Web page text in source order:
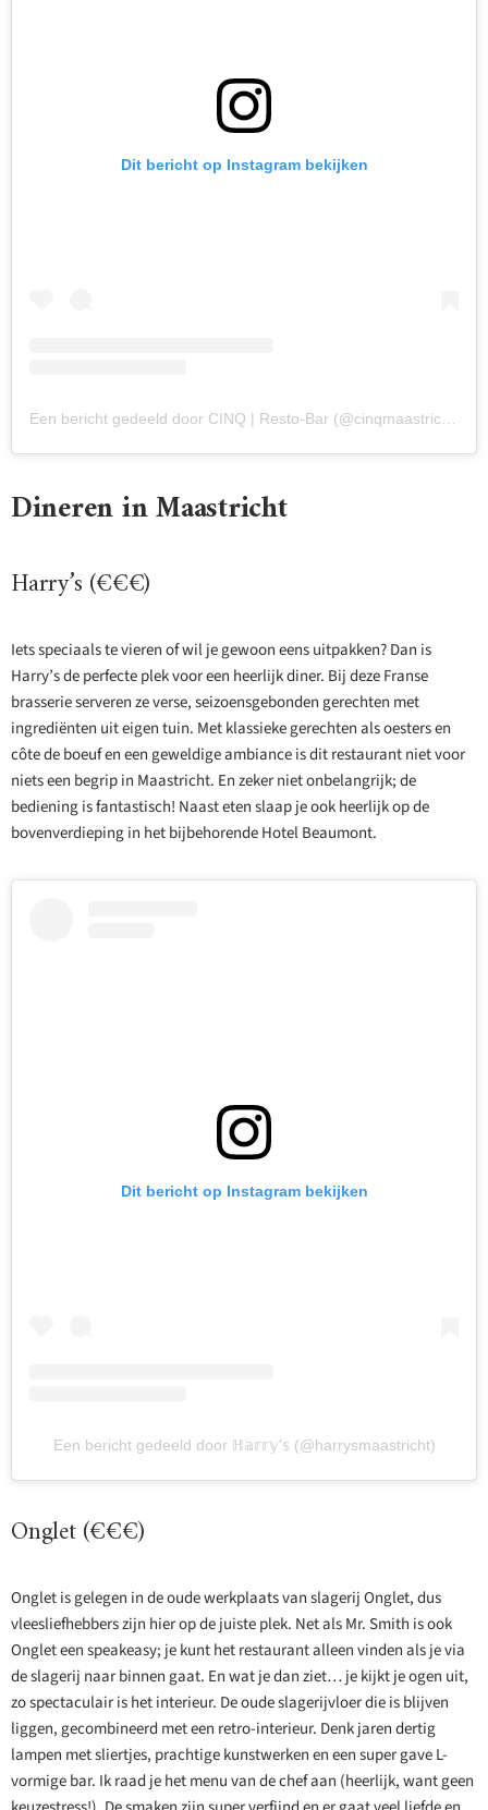
Dit bericht op Instagram bekijken
Dineren in Maastricht
Harry’s (€€€)
Iets speciaals te vieren of wil je gewoon eens uitpakken? Dan is
Harry’s de perfecte plek voor een heerlijk diner. Bij deze Franse
brasserie serveren ze verse, seizoensgebonden gerechten met
ingrediënten uit eigen tuin. Met klassieke gerechten als oesters en
côte de boeuf en een geweldige ambiance is dit restaurant niet voor
niets een begrip in Maastricht. En zeker niet onbelangrijk; de
bediening is fantastisch! Naast eten slaap je ook heerlijk op de
bovenverdieping in het bijbehorende Hotel Beaumont.
Dit bericht op Instagram bekijken
Een bericht gedeeld door ℍ𝕒𝕣𝕣𝕪'𝕤 (@harrysmaastricht)
Onglet (€€€)
Onglet is gelegen in de oude werkplaats van slagerij Onglet, dus
vleesliefhebbers zijn hier op de juiste plek. Net als Mr. Smith is ook
Onglet een speakeasy; je kunt het restaurant alleen vinden als je via
de slagerij naar binnen gaat. En wat je dan ziet… je kijkt je ogen uit,
zo spectaculair is het interieur. De oude slagerijvloer die is blijven
liggen, gecombineerd met een retro-interieur. Denk jaren dertig
lampen met sliertjes, prachtige kunstwerken en een super gave L-
vormige bar. Ik raad je het menu van de chef aan (heerlijk, want geen